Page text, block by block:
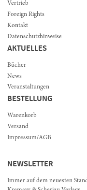
Vertrieb
Foreign Rights
Kontakt
Datenschutzhinweise
AKTUELLES
Bücher
News
Veranstaltungen
BESTELLUNG
Warenkorb
Versand
Impressum/AGB
NEWSLETTER
Immer auf dem neuesten